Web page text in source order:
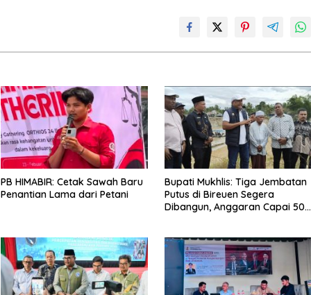
PB HIMABIR: Cetak Sawah Baru
Penantian Lama dari Petani
Bupati Mukhlis: Tiga Jembatan
Putus di Bireuen Segera
Dibangun, Anggaran Capai 500